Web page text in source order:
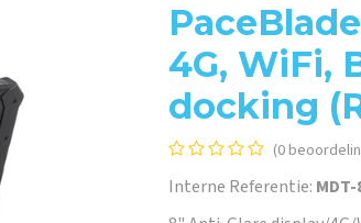
4G, WiFi,
docking
(0
Interne Referentie: